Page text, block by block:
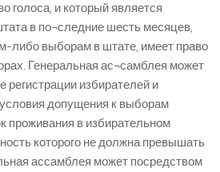
голоса, и который является
в по¬следние шесть месяцев,
либо выборам в штате, имеет право
Генеральная ас¬самблея может
регистрации избирателей и
допущения к выборам
проживания в избирательном
которого не должна превышать
ассамблея может посредством